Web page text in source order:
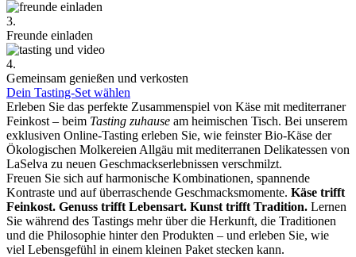
3.
Freunde einladen
4.
Gemeinsam genießen und verkosten
Dein Tasting-Set wählen
Erleben Sie das perfekte Zusammenspiel von Käse mit mediterraner
Feinkost – beim Tasting zuhause am heimischen Tisch. Bei unserem
exklusiven Online-Tasting erleben Sie, wie feinster Bio-Käse der
Ökologischen Molkereien Allgäu mit mediterranen Delikatessen von
LaSelva zu neuen Geschmackserlebnissen verschmilzt.
Freuen Sie sich auf harmonische Kombinationen, spannende
Kontraste und auf überraschende Geschmacksmomente. Käse trifft
Feinkost. Genuss trifft Lebensart. Kunst trifft Tradition. Lernen
Sie während des Tastings mehr über die Herkunft, die Traditionen
und die Philosophie hinter den Produkten – und erleben Sie, wie
viel Lebensgefühl in einem kleinen Paket stecken kann.